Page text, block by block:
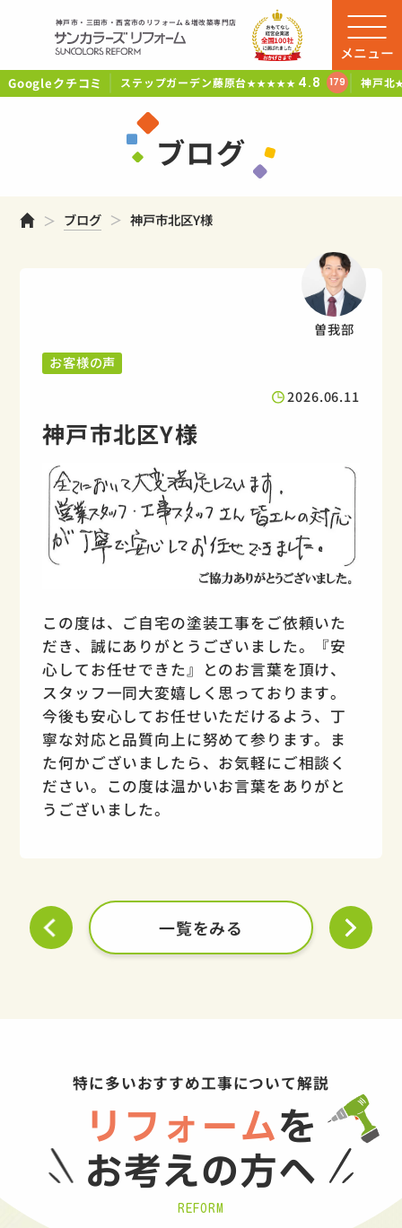
神戸市・三田市・西宮市のリフォーム＆増改築専門店
Googleクチコミ ステップガーデン藤原台★★★★★ 4.8 179 神戸北
メニュー
ブログ
ホームブログ 神戸市北区Y様
曽我部
お客様の声
2026.06.11
神戸市北区Y様
この度は、ご自宅の塗装工事をご依頼いた
だき、誠にありがとうございました。『安
心してお任せできた』とのお言葉を頂け、
スタッフ一同大変嬉しく思っております。
今後も安心してお任せいただけるよう、丁
寧な対応と品質向上に努めて参ります。ま
た何かございましたら、お気軽にご相談く
ださい。この度は温かいお言葉をありがと
うございました。
一覧をみる
特に多いおすすめ工事について解説
リフォームを
お考えの方へ
REFORM